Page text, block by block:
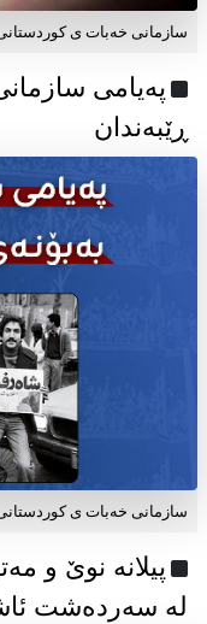
سازمانی خەبات ی
ڕێبەندان
سازمانی خەبات ی
پیلانە نوێ و
لە سەردەشت